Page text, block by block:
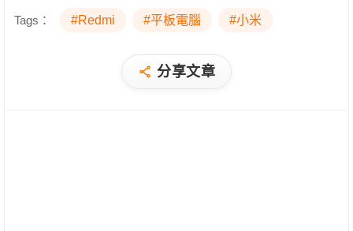
Tags： #Redmi #平板電腦 #小米
分享文章